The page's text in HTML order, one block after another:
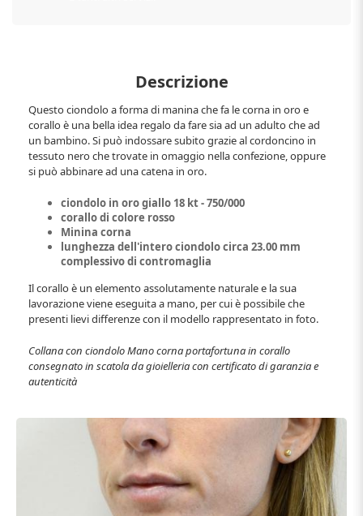
Descrizione
Questo ciondolo a forma di manina che fa le corna in oro e
corallo è una bella idea regalo da fare sia ad un adulto che ad
un bambino. Si può indossare subito grazie al cordoncino in
tessuto nero che trovate in omaggio nella confezione, oppure
si può abbinare ad una catena in oro.
ciondolo in oro giallo 18 kt - 750/000
corallo di colore rosso
Minina corna
lunghezza dell'intero ciondolo circa 23.00 mm
complessivo di contromaglia
Il corallo è un elemento assolutamente naturale e la sua
lavorazione viene eseguita a mano, per cui è possibile che
presenti lievi differenze con il modello rappresentato in foto.
Collana con ciondolo Mano corna portafortuna in corallo
consegnato in scatola da gioielleria con certificato di garanzia e
autenticità